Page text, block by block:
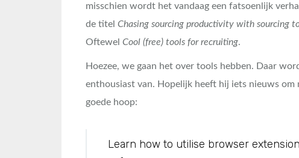
misschien wordt het vandaag een fatsoenlijk
de titel Chasing sourcing productivity with sourcing
Oftewel Cool (free) tools for recruiting.
Hoezee, we gaan het over tools hebben. Daar
enthousiast van. Hopelijk heeft hij iets nieuws om
goede hoop:
Learn how to utilise browser